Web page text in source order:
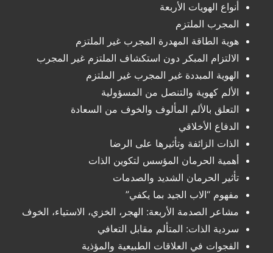
أنواع الهويات الأربعة
المجرب الملتزم
هوية الطاقة المهدرة المجرب غير الملتزم
الالتزام المبكر دون استكشاف الملتزم غير المجرب
الهوية المبددة غير المجرب غير الملتزم
الألم كهوية والتنصل من المسؤولية
التعلق بالألم المألوف والخوف من السعادة
الدفاع الأخلاقي
الذات الزائفة وتأثيرها على الرضا
أهمية الحرمان المؤسس لتكوين الذات
تأثير الحرمان الشديد والصدمات
مفهوم “الاب الجيد بما يكفي”
مشاعر الصدمة الأربعة: الهجر، الخزي، الاستياء، الخوف
سردية الذات: المتألم مقابل التعافي
الفجوات في العلاقات الطبيعية والمؤذية